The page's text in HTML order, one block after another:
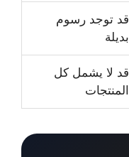
قد توجد رسوم
بديلة
قد لا يشمل كل
المنتجات